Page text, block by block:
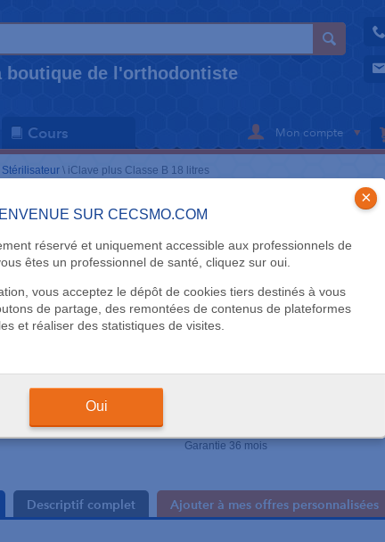
boutique de l'orthodontiste
Cours Mon compte
SUR CECSMO.COM
réservé et uniquement accessible aux professionnels de
êtes un professionnel de santé, cliquez sur oui.
vous acceptez le dépôt de cookies tiers destinés à vous
de partage, des remontées de contenus de plateformes
et réaliser des statistiques de visites.
×
Oui
Stérilisateur \ iClave plus Classe B 18 litres
STÉRILISATEUR
iClave plus Classe
NSK
LEASING POSSIBLE avec BNP-
Système de montée en température
Garantie 36 mois
Descriptif complet Ajouter à mes offres personnalisées